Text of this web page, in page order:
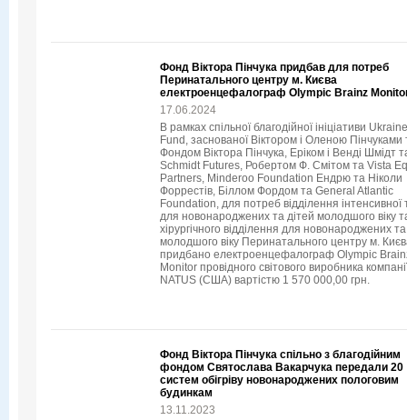
Фонд Віктора Пінчука придбав для потреб
Перинатального центру м. Києва
електроенцефалограф Olympic Brainz
17.06.2024
В рамках спільної благодійної ініціативи
Fund, заснованої Віктором і Оленою Пінчуками
Фондом Віктора Пінчука, Еріком і Венді Шмідт
Schmidt Futures, Робертом Ф. Смітом та Vista
Partners, Minderoo Foundation Ендрю та Ніколи
Форрестів, Біллом Фордом та General Atlantic
Foundation, для потреб відділення інтенсивної
для новонароджених та дітей молодшого віку
хірургічного відділення для новонароджених
молодшого віку Перинатального центру м.
придбано електроенцефалограф Olympic
Monitor провідного світового виробника
NATUS (США) вартістю 1 570 000,00 грн.
Фонд Віктора Пінчука спільно з благодійним
фондом Святослава Вакарчука передали 20
систем обігріву новонароджених пологовим
будинкам
13.11.2023